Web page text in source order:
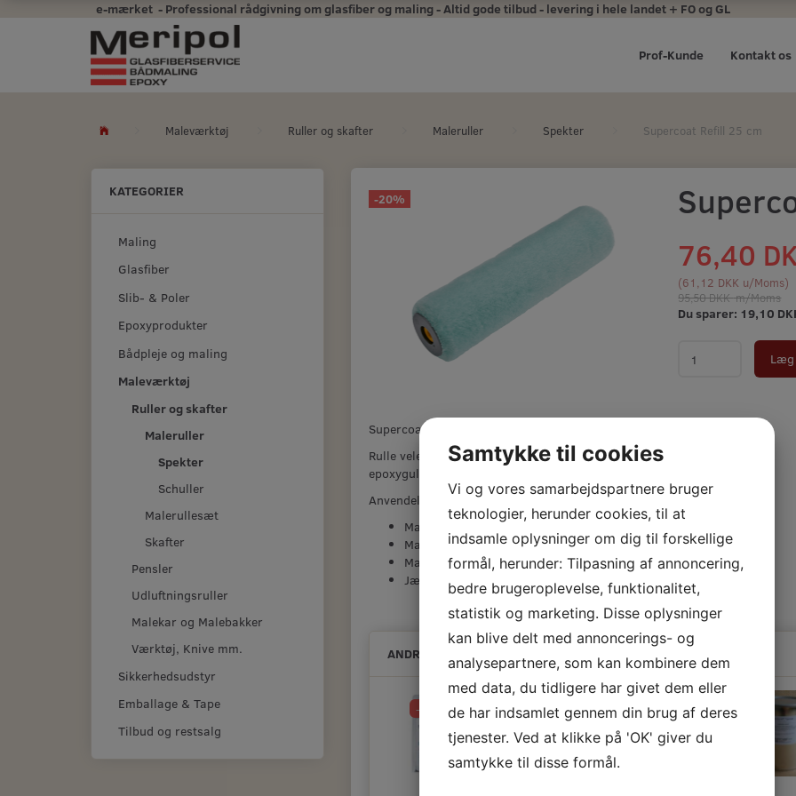
e-mærket - Professional rådgivning om glasfiber og maling - Altid gode tilbud - levering i hele landet + FO og GL
Kontakt os
Prof-Kunde
Maleværktøj Ruller og skafter Maleruller Spekter Supercoat Refill 25 cm
KATEGORIER
Maling
Glasfiber
Slib- & Poler
Epoxyprodukter
Bådpleje og maling
Maleværktøj
Ruller og skafter
Maleruller
Spekter
Schuller
Malerullesæt
Skafter
Pensler
Udluftningsruller
Malekar og Malebakker
Værktøj, Knive mm.
Sikkerhedsudstyr
Emballage & Tape
Tilbud og restsalg
-20%
Supercoat Refill 25 cm
Rulle velegnet til gulvmaling - også velegnet til
epoxygulvmaling. 12 mm. polyesterluv
Anvendelse:
Maling af væg
Maling og lakering af gulve
Maling af loft
Jævne flader
76,40
(61,12 DKK u/Moms)
95,50 DKKm/Moms
Du sparer: 19,10
ANDRE KØBTE OGSÅ
-10% -10% -10%
Køb 10+ og få 4% rabat
Samtykke til cookies
Vi og vores samarbejdspartnere bruger
teknologier, herunder cookies, til at
indsamle oplysninger om dig til forskellige
formål, herunder: Tilpasning af annoncering,
bedre brugeroplevelse, funktionalitet,
statistik og marketing. Disse oplysninger
kan blive delt med annoncerings- og
analysepartnere, som kan kombinere dem
med data, du tidligere har givet dem eller
de har indsamlet gennem din brug af deres
tjenester. Ved at klikke på 'OK' giver du
samtykke til disse formål.